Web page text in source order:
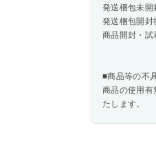
発送梱包未
発送梱包開
商品開封・試
■商品等の不
商品の使用有
たします。